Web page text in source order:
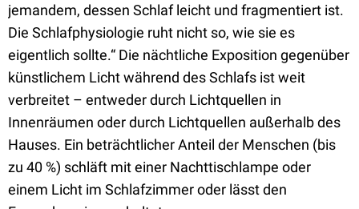
jemandem, dessen Schlaf leicht und fragmentiert ist.
Die Schlafphysiologie ruht nicht so, wie sie es
eigentlich sollte.“ Die nächtliche Exposition gegenüber
künstlichem Licht während des Schlafs ist weit
verbreitet – entweder durch Lichtquellen in
Innenräumen oder durch Lichtquellen außerhalb des
Hauses. Ein beträchtlicher Anteil der Menschen (bis
zu 40 %) schläft mit einer Nachttischlampe oder
einem Licht im Schlafzimmer oder lässt den